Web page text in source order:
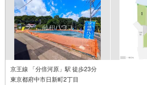
京王線 「分倍河原」駅 徒歩23分
東京都府中市日新町2丁目